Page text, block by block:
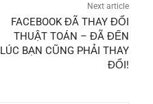
Next article
FACEBOOK ĐÃ THAY ĐỔI
THUẬT TOÁN – ĐÃ ĐẾN
LÚC BẠN CŨNG PHẢI THAY
ĐỔI!